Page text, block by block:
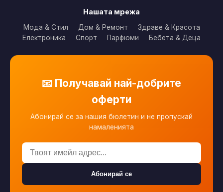
Нашата мрежа
Мода & Стил Дом & Ремонт
Здраве & Красота
Електроника
Спорт Парфюми Бебета & Деца
📧 Получавай най-добрите
оферти
Абонирай се за нашия бюлетин и не пропускай
намаленията
Абонирай се